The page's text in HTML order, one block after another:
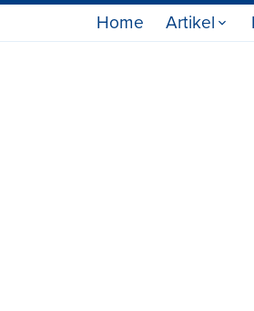
Home Artikel